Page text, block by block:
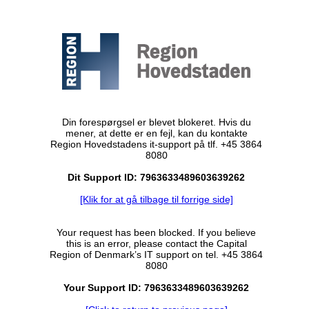
Din forespørgsel er blevet blokeret. Hvis du
mener, at dette er en fejl, kan du kontakte
Region Hovedstadens it-support på tlf. +45 3864
8080
Dit Support ID: 7963633489603639262
[Klik for at gå tilbage til forrige side]
Your request has been blocked. If you believe
this is an error, please contact the Capital
Region of Denmark’s IT support on tel. +45 3864
8080
Your Support ID: 7963633489603639262